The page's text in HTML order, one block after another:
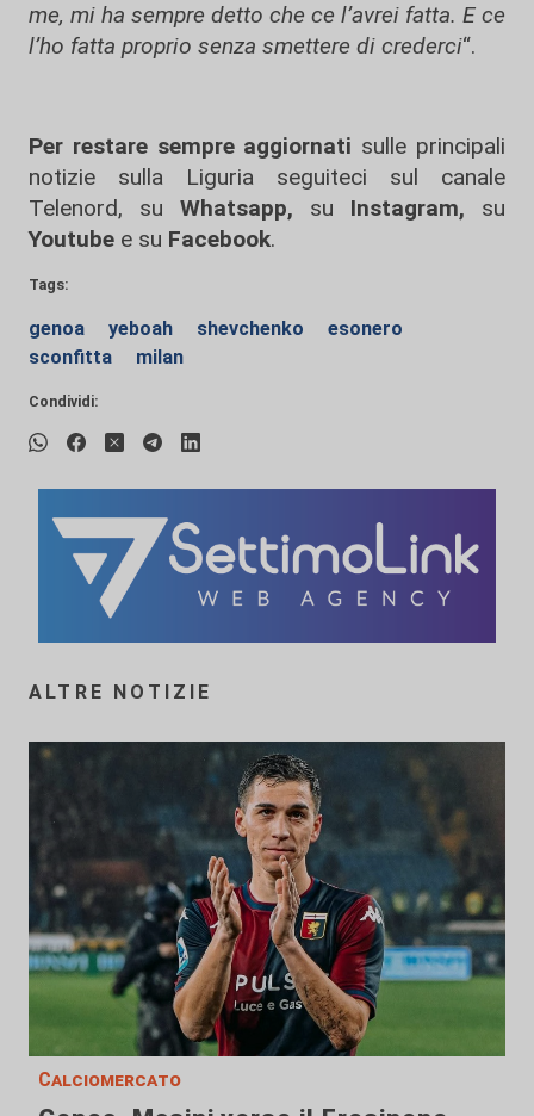
me, mi ha sempre detto che ce l’avrei fatta. E ce
l’ho fatta proprio senza smettere di crederci“.
Per restare sempre aggiornati sulle principali
notizie sulla Liguria seguiteci sul canale
Telenord, su
Whatsapp, su Instagram, su
Youtube e su Facebook.
Tags:
genoa yeboah shevchenko
esonero
sconfitta
milan
Condividi:
ALTRE NOTIZIE
Calciomercato